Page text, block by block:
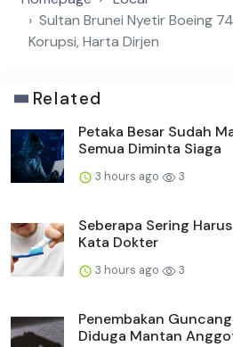
Sultan Brunei Nyetir Boeing
Korupsi, Harta Dirjen
Related
Petaka Besar Sudah
Semua Diminta Siaga
3 hours ago 3
Seberapa Sering
Kata Dokter
3 hours ago 3
Penembakan
Diduga Mantan